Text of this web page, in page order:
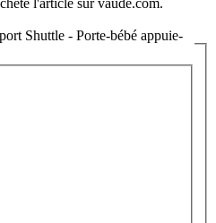
Shuttle - Porte-bébé appuie-